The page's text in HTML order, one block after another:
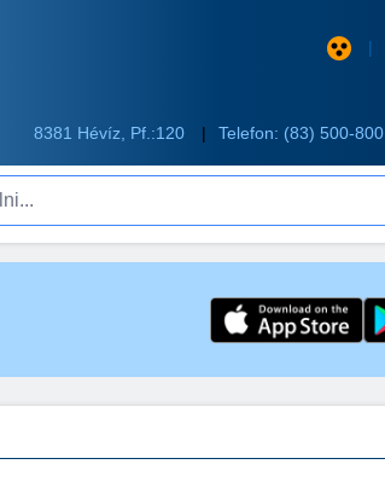
8381 Hévíz, Pf.:120
Telefon: (83) 500-800